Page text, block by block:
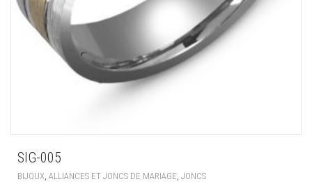
SIG-005
BIJOUX ALLIANCES ET JONCS DE MARIAGE JONCS